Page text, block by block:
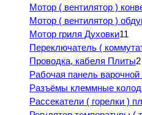
Мотор ( вентилятор )
Мотор ( вентилятор )
Мотор гриля Духовки11
Переключатель (
Проводка, кабеля Плиты2
Рабочая панель
Разъёмы клеммные
Рассекатели ( горелки )